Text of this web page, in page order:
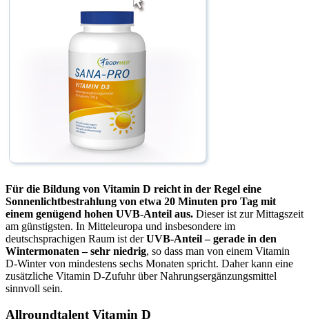
Für die Bildung von Vitamin D reicht in der Regel eine
Sonnenlichtbestrahlung von etwa 20 Minuten pro Tag mit
einem genügend hohen UVB-Anteil aus. Dieser ist zur Mittagszeit
am günstigsten. In Mitteleuropa und insbesondere im
deutschsprachigen Raum ist derUVB-Anteil – gerade in den
Wintermonaten – sehr niedrig, so dass man von einem Vitamin
D-Winter von mindestens sechs Monaten spricht. Daher kann eine
zusätzliche Vitamin D-Zufuhr über Nahrungsergänzungsmittel
sinnvoll sein.
Allroundtalent Vitamin D